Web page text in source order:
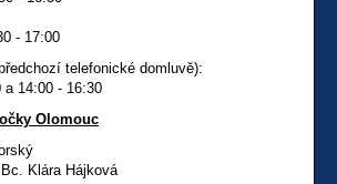
- 17:00
telefonické domluvě):
a 14:00 - 16:30
Olomouc
Klára Hájková